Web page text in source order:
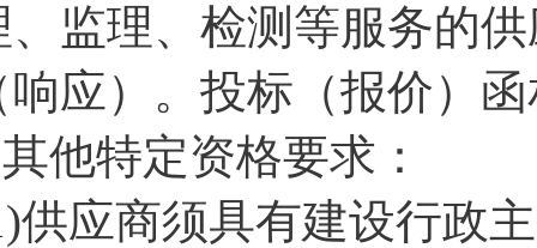
、监理、检测等服务的
响应）。投标（报价）
他特定资格要求：
供应商须具有建设行政